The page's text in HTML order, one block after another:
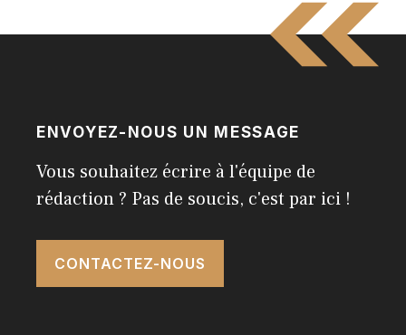
ENVOYEZ-NOUS UN MESSAGE
Vous souhaitez écrire à l'équipe de
rédaction ? Pas de soucis, c'est par ici !
CONTACTEZ-NOUS